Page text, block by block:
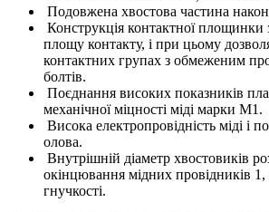
Подовжена хвостова частина
Конструкція контактної площинки
площу контакту, і при цьому
контактних групах з обмеженим
болтів.
Поєднання високих показників
механічної міцності міді марки М1.
Висока електропровідність міді і
олова.
Внутрішній діаметр хвостовиків
окінцювання мідних провідників 1,
гнучкості.